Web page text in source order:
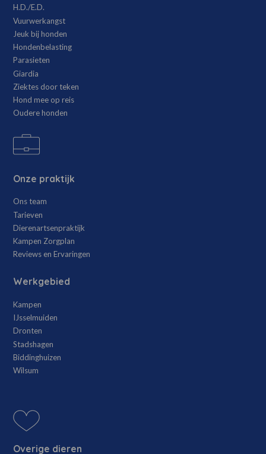
H.D./E.D.
Vuurwerkangst
Jeuk bij honden
Hondenbelasting
Parasieten
Giardia
Ziektes door teken
Hond mee op reis
Oudere honden
Onze praktijk
Ons team
Tarieven
Dierenartsenpraktijk
Kampen Zorgplan
Reviews en Ervaringen
Werkgebied
Kampen
IJsselmuiden
Dronten
Stadshagen
Biddinghuizen
Wilsum
Overige dieren